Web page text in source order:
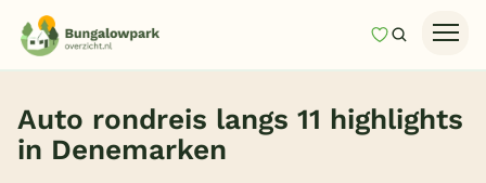
MijnZoeken
Last minutes
Auto rondreis langs 11 highlights
in Denemarken